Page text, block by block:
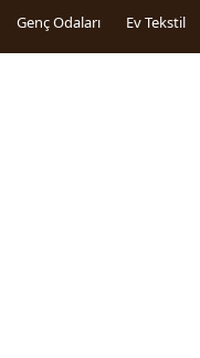
Genç Odaları Ev Tekstil